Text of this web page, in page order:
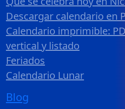
Descargar calendario en
Calendario imprimible:
vertical y listado
Feriados
Calendario Lunar
Blog